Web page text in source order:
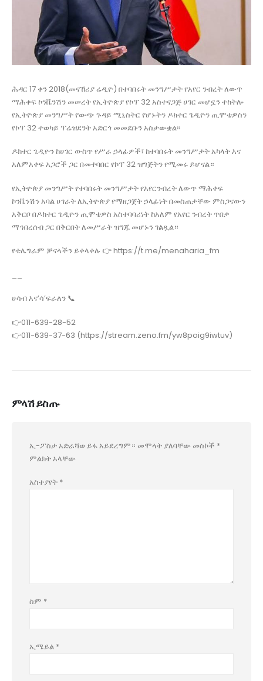
ሕዳር 17 ቀን 2018(መናኸሪያ ሬዲዮ) በተባበሩት መንግሥታት የአየር ንብረት ለውጥ
ማሕቀፍ ኮንቬንሽን መሠረት የኢትዮጵያ የኮፕ 32 አስተናጋጅ ሀገር መሆኗን ተከትሎ
የኢትዮጵያ መንግሥት የውጭ ጉዳይ ሚኒስትር የሆኑትን ዶክተር ጌዲዮን ጢሞቴዎስን
የኮፕ 32 ተወካይ ፕሬዝደንት አድርጎ መመደቡን አስታውቋል፡፡
ዶክተር ጌዲዮን ከሀገር ውስጥ የሥራ ኃላፊዎች፣ ከተባበሩት መንግሥታት አካላት እና
አለምአቀፍ አጋሮች ጋር በመተባበር የኮፕ 32 ዝግጅትን የሚመሩ ይሆናል።
የኢትዮጵያ መንግሥት የተባበሩት መንግሥታት የአየርንብረት ለውጥ ማሕቀፍ
ኮንቬንሽን አባል ሀገራት ለኢትዮጵያ የማዘጋጀት ኃላፊነት በመስጠታቸው ምስጋናውን
አቅርቦ በዶክተር ጌዲዮን ጢሞቴዎስ አስተባባሪነት ከአለም የአየር ንብረት ጥበቃ
ማኅበረሰብ ጋር በቅርበት ለመሥራት ዝግጁ መሆኑን ገልጿል።
የቴሌግራም ቻናላችን ይቀላቀሉ 👉 https://t.me/menaharia_fm
ሀሳብ እና’ሳ’ፍራለን 📞
👉011-639-28-52
👉011-639-37-63 (https://stream.zeno.fm/yw8poig9iwtuv)
ምላሽ ይስጡ
ኢ-ፖስታ አድራሻወ ይፋ አይደረግም። መሞላት ያለባቸው መስኮች *
ምልክት አላቸው
አስተያየት *
ስም *
ኢሜይል *